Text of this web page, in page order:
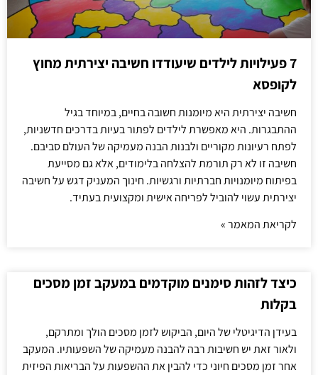
7 פעילויות לילדים שיעודדו חשיבה יצירתית מחוץ
לקופסא
חשיבה יצירתית היא מיומנות חשובה בחיים, במיוחד בגיל
ההתבגרות. היא מאפשרת לילדים לפתור בעיות בדרכים חדשניות,
לפתח רעיונות מקוריים ולבנות הבנה מעמיקה של העולם סביבם.
חשיבה זו לא רק תורמת להצלחה בלימודים, אלא גם מסייעת
בפיתוח מיומנויות חברתיות ורגשיות. חינוך המעניק דגש על חשיבה
יצירתית עשוי להוביל לפריחה אישית ומקצועית בעתיד.
לקריאת המאמר »
כיצד לזהות סימנים מוקדמים במעקב זמן מסכים
בקלות
בעידן הדיגיטלי של היום, הביקוש לזמן מסכים הולך ומתרקם,
ולאור זאת יש חשיבות רבה להבנה מעמיקה של השפעותיו. המעקב
אחר זמן מסכים חיוני כדי להבין את ההשפעות על הבריאות הפיזית